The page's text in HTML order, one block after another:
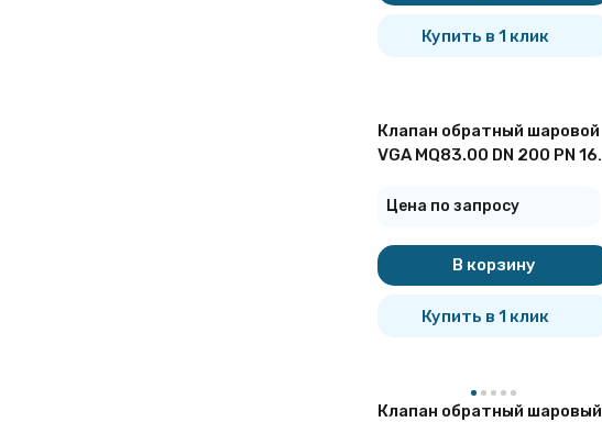
Купить в 1 клик
Клапан обратный шаровой
VGA MQ83.00 DN 200 PN 16
Цена по запросу
В корзину
Купить в 1 клик
Клапан обратный шаровый